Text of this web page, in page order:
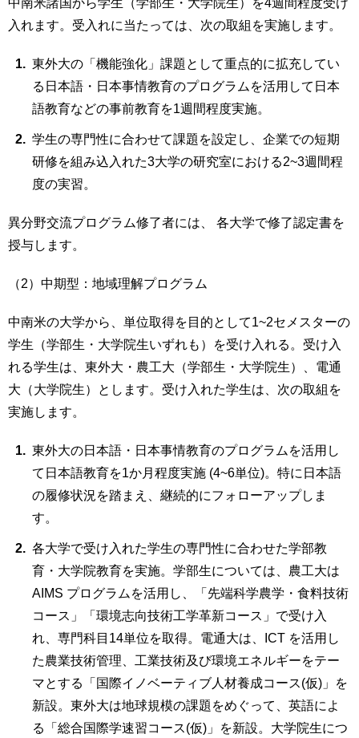
入れます。受入れに当たっては、次の取組を実施します。
東外大の「機能強化」課題として重点的に拡充してい
る日本語・日本事情教育のプログラムを活用して日本
語教育などの事前教育を1週間程度実施。
学生の専門性に合わせて課題を設定し、企業での短期
研修を組み込入れた3大学の研究室における2~3週間程
度の実習。
異分野交流プログラム修了者には、 各大学で修了認定書を
授与します。
（2）中期型：地域理解プログラム
中南米の大学から、単位取得を目的として1~2セメスターの
学生（学部生・大学院生いずれも）を受け入れる。受け入
れる学生は、東外大・農工大（学部生・大学院生）、電通
大（大学院生）とします。受け入れた学生は、次の取組を
実施します。
東外大の日本語・日本事情教育のプログラムを活用し
て日本語教育を1か月程度実施 (4~6単位)。特に日本語
の履修状況を踏まえ、継続的にフォローアップしま
す。
各大学で受け入れた学生の専門性に合わせた学部教
育・大学院教育を実施。学部生については、農工大は
AIMS プログラムを活用し、「先端科学農学・食料技術
コース」「環境志向技術工学革新コース」で受け入
れ、専門科目14単位を取得。電通大は、ICT を活用し
た農業技術管理、工業技術及び環境エネルギーをテー
マとする「国際イノベーティブ人材養成コース(仮)」を
新設。東外大は地球規模の課題をめぐって、英語によ
る「総合国際学速習コース(仮)」を新設。大学院生につ